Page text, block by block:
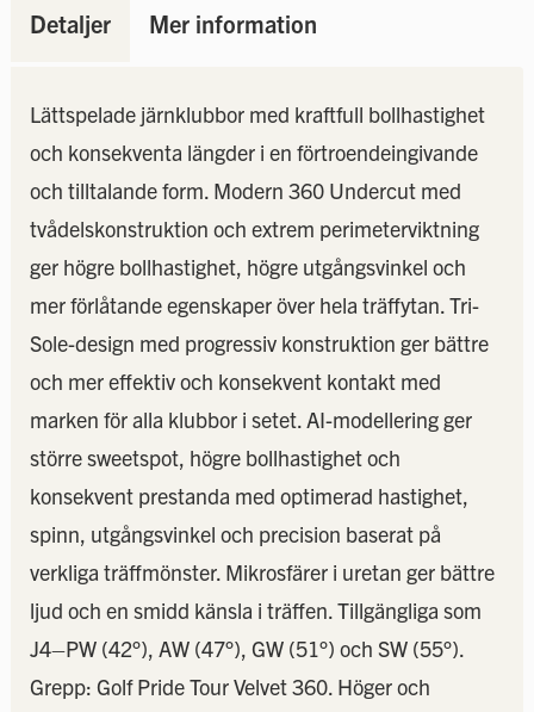
Detaljer Mer information
Lättspelade järnklubbor med kraftfull bollhastighet
och konsekventa längder i en förtroendeingivande
och tilltalande form. Modern 360 Undercut med
tvådelskonstruktion och extrem perimeterviktning
ger högre bollhastighet, högre utgångsvinkel och
mer förlåtande egenskaper över hela träffytan. Tri-
Sole-design med progressiv konstruktion ger bättre
och mer effektiv och konsekvent kontakt med
marken för alla klubbor i setet. AI-modellering ger
större sweetspot, högre bollhastighet och
konsekvent prestanda med optimerad hastighet,
spinn, utgångsvinkel och precision baserat på
verkliga träffmönster. Mikrosfärer i uretan ger bättre
ljud och en smidd känsla i träffen. Tillgängliga som
J4–PW (42°), AW (47°), GW (51°) och SW (55°).
Grepp: Golf Pride Tour Velvet 360. Höger och